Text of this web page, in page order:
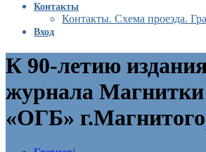
Контакты
Контакты. Схема проезда.
Вход
К 90-летию
журнала
«ОГБ»